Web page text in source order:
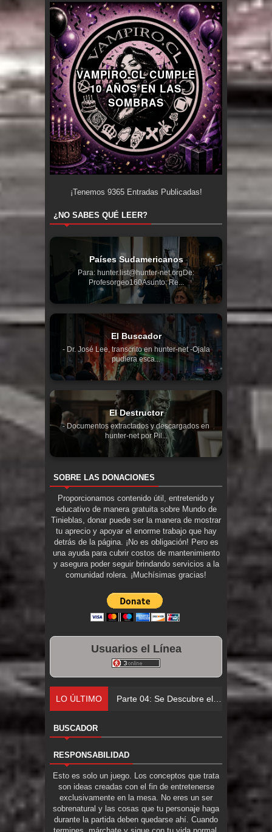
VAMPIRO.CL CUMPLE
10 AÑOS EN LAS
SOMBRAS
¡Tenemos 9365Entradas Publicadas!
¿NO SABES QUÉ LEER?
Países Sudamericanos
Para: hunter.list@hunter-net.orgDe:
Profesorgeo160Asunto: Re...
El Buscador
- Dr. José Lee, transcrito en hunter-net -Ojala
pudiera esca...
El Destructor
- Documentos extractados y descargados en
hunter-net por Pil...
SOBRE LAS DONACIONES
Proporcionamos contenido útil, entretenido y
educativo de manera gratuita sobre Mundo de
Tinieblas, donar puede ser la manera de mostrar
tu aprecio y apoyar el enorme trabajo que hay
detrás de la página. ¡No es obligación! Pero es
una ayuda para cubrir costos de mantenimiento
y asegura poder seguir brindando servicios a la
comunidad rolera. ¡Muchísimas gracias!
Usuarios el Línea
LO ÚLTIMO Parte 04: Se Descubre el Pastel
BUSCADOR
RESPONSABILIDAD
Esto es solo un juego. Los conceptos que trata
son ideas creadas con el fin de entretenerse
exclusivamente en la mesa. No eres un ser
sobrenatural y las cosas que tu personaje haga
durante la partida deben quedarse ahí. Cuando